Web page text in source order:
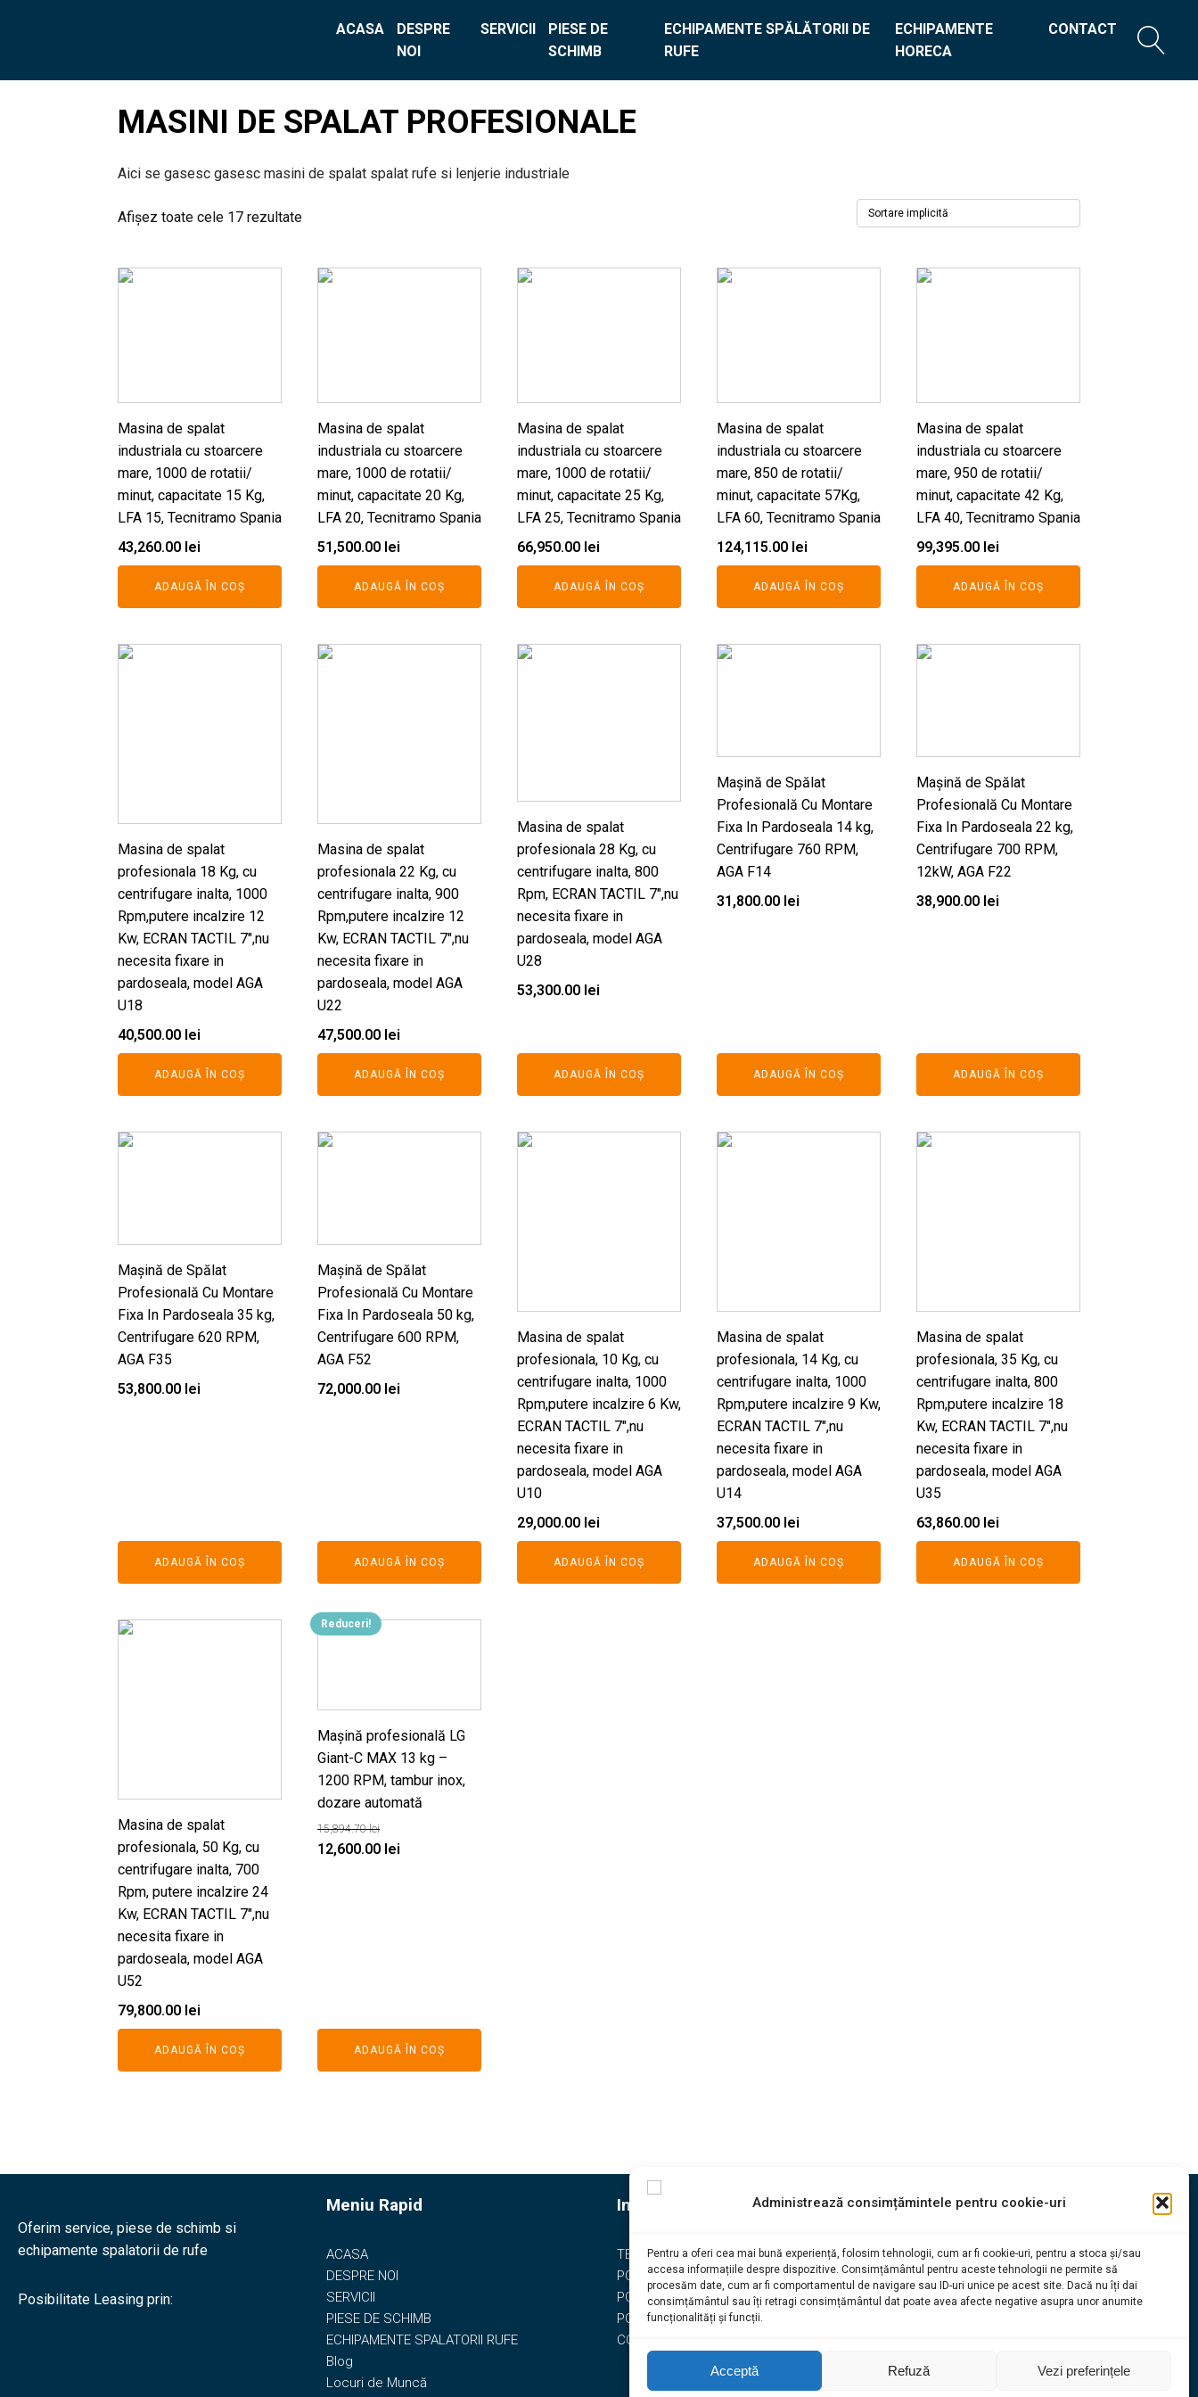
Administrează consimțămintele pentru cookie-uri
Pentru a oferi cea mai bună experiență, folosim tehnologii, cum ar fi cookie-uri, pentru a stoca și/sau
accesa informațiile despre dispozitive. Consimțământul pentru aceste tehnologii ne permite să
procesăm date, cum ar fi comportamentul de navigare sau ID-uri unice pe acest site. Dacă nu îți dai
consimțământul sau îți retragi consimțământul dat poate avea afecte negative asupra unor anumite
funcționalități și funcții.
Acceptă Refuză Vezi preferințele
ACASA
DESPRE
NOI
SERVICII
PIESE DE
SCHIMB
ECHIPAMENTE SPĂLĂTORII DE
RUFE
ECHIPAMENTE
HORECA
CONTACT
MASINI DE SPALAT PROFESIONALE
Aici se gasesc gasesc masini de spalat spalat rufe si lenjerie industriale
Afișez toate cele 17 rezultate
Masina de spalat
industriala cu stoarcere
mare, 1000 de rotatii/
minut, capacitate 15 Kg,
LFA 15, Tecnitramo Spania
43,260.00 lei
ADAUGĂ ÎN COȘ
Masina de spalat
industriala cu stoarcere
mare, 1000 de rotatii/
minut, capacitate 20 Kg,
LFA 20, Tecnitramo Spania
51,500.00 lei
ADAUGĂ ÎN COȘ
Masina de spalat
industriala cu stoarcere
mare, 1000 de rotatii/
minut, capacitate 25 Kg,
LFA 25, Tecnitramo Spania
66,950.00 lei
ADAUGĂ ÎN COȘ
Masina de spalat
industriala cu stoarcere
mare, 850 de rotatii/
minut, capacitate 57Kg,
LFA 60, Tecnitramo Spania
124,115.00 lei
ADAUGĂ ÎN COȘ
Masina de spalat
industriala cu stoarcere
mare, 950 de rotatii/
minut, capacitate 42 Kg,
LFA 40, Tecnitramo Spania
99,395.00 lei
ADAUGĂ ÎN COȘ
Masina de spalat
profesionala 18 Kg, cu
centrifugare inalta, 1000
Rpm,putere incalzire 12
Kw, ECRAN TACTIL 7",nu
necesita fixare in
pardoseala, model AGA
U18
40,500.00 lei
ADAUGĂ ÎN COȘ
Masina de spalat
profesionala 22 Kg, cu
centrifugare inalta, 900
Rpm,putere incalzire 12
Kw, ECRAN TACTIL 7",nu
necesita fixare in
pardoseala, model AGA
U22
47,500.00 lei
ADAUGĂ ÎN COȘ
Masina de spalat
profesionala 28 Kg, cu
centrifugare inalta, 800
Rpm, ECRAN TACTIL 7",nu
necesita fixare in
pardoseala, model AGA
U28
53,300.00 lei
ADAUGĂ ÎN COȘ
Mașină de Spălat
Profesională Cu Montare
Fixa In Pardoseala 14 kg,
Centrifugare 760 RPM,
AGA F14
31,800.00 lei
ADAUGĂ ÎN COȘ
Mașină de Spălat
Profesională Cu Montare
Fixa In Pardoseala 22 kg,
Centrifugare 700 RPM,
12kW, AGA F22
38,900.00 lei
ADAUGĂ ÎN COȘ
Mașină de Spălat
Profesională Cu Montare
Fixa In Pardoseala 35 kg,
Centrifugare 620 RPM,
AGA F35
53,800.00 lei
ADAUGĂ ÎN COȘ
Mașină de Spălat
Profesională Cu Montare
Fixa In Pardoseala 50 kg,
Centrifugare 600 RPM,
AGA F52
72,000.00 lei
ADAUGĂ ÎN COȘ
Masina de spalat
profesionala, 10 Kg, cu
centrifugare inalta, 1000
Rpm,putere incalzire 6 Kw,
ECRAN TACTIL 7",nu
necesita fixare in
pardoseala, model AGA
U10
29,000.00 lei
ADAUGĂ ÎN COȘ
Masina de spalat
profesionala, 14 Kg, cu
centrifugare inalta, 1000
Rpm,putere incalzire 9 Kw,
ECRAN TACTIL 7",nu
necesita fixare in
pardoseala, model AGA
U14
37,500.00 lei
ADAUGĂ ÎN COȘ
Masina de spalat
profesionala, 35 Kg, cu
centrifugare inalta, 800
Rpm,putere incalzire 18
Kw, ECRAN TACTIL 7",nu
necesita fixare in
pardoseala, model AGA
U35
63,860.00 lei
ADAUGĂ ÎN COȘ
Masina de spalat
profesionala, 50 Kg, cu
centrifugare inalta, 700
Rpm, putere incalzire 24
Kw, ECRAN TACTIL 7",nu
necesita fixare in
pardoseala, model AGA
U52
79,800.00 lei
ADAUGĂ ÎN COȘ
Reduceri!
Mașină profesională LG
Giant-C MAX 13 kg –
1200 RPM, tambur inox,
dozare automată
15,894.70lei
Prețul
12,600.00 lei
ADAUGĂ ÎN COȘ
Oferim service, piese de schimb si
echipamente spalatorii de rufe
Posibilitate Leasing prin:
Meniu Rapid
ACASA
DESPRE NOI
SERVICII
PIESE DE SCHIMB
ECHIPAMENTE SPALATORII RUFE
Blog
Locuri de Muncă
Informatii
TERMENI & CONDITII
POLITICA DE COOKIES
POLITICA DE CONFIDENTIALITATE
POLITICA RETUR
CONTACT
Date de Contact
0764.497.675
office@servicemasinispalatindustriale.ro
vanzari@servicemasinispalatindustriale.ro